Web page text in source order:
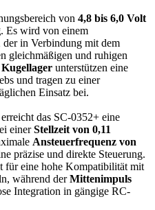
von 4,8 bis 6,0 Volt
. Es wird von einem
der in Verbindung mit dem
gleichmäßigen und ruhigen
Kugellager unterstützen eine
und tragen zu einer
Einsatz bei.
erreicht das SC-0352+ eine
einerStellzeit von 0,11
Ansteuerfrequenz von
präzise und direkte Steuerung.
für eine hohe Kompatibilität mit
während derMittenimpuls
Integration in gängige RC-